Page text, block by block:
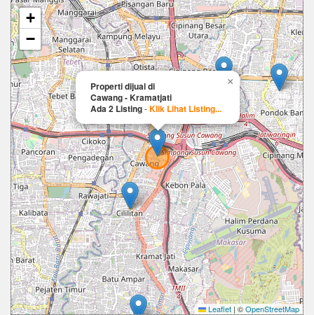
Properti dijual di
Cawang - Kramatjati
Ada 2 Listing-Klik Lihat Listing...
×
+
−
Leaflet | ©OpenStreetMap